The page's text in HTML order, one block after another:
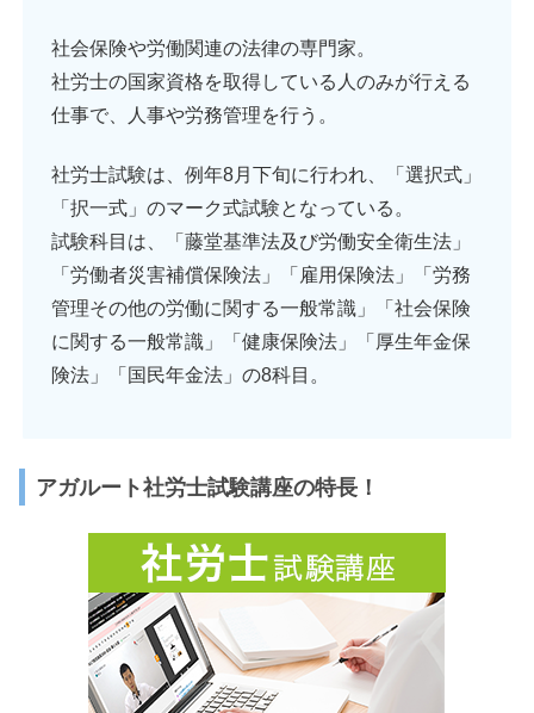
社会保険や労働関連の法律の専門家。
社労士の国家資格を取得している人のみが行える
仕事で、人事や労務管理を行う。
社労士試験は、例年8月下旬に行われ、「選択式」
「択一式」のマーク式試験となっている。
試験科目は、「藤堂基準法及び労働安全衛生法」
「労働者災害補償保険法」「雇用保険法」「労務
管理その他の労働に関する一般常識」「社会保険
に関する一般常識」「健康保険法」「厚生年金保
険法」「国民年金法」の8科目。
アガルート社労士試験講座の特長！